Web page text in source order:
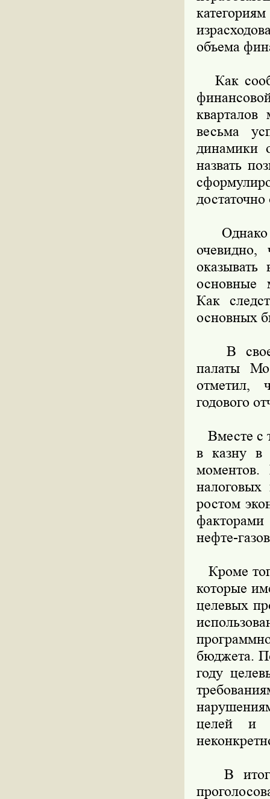
объема
Как
весьма
динамики
назвать
Однако к
очевидно,
оказывать
основные
Как
основных
В своем
палаты
отметил,
годового
Вместе с
в казну в
моментов.
ростом
нефте-
Кроме
которые
целевых
бюджета.
году
целей и
В итоге,